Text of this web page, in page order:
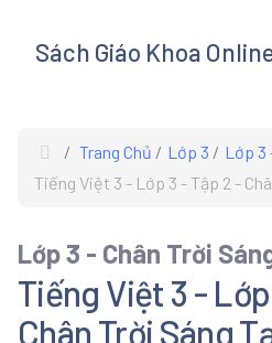
Sách Giáo Khoa
Trang Chủ Lớp 3
Lớp 3
Tiếng Việt 3 - Lớp 3 - Tập 2 -
Lớp 3 - Chân Trời
Tiếng Việt 3 -
Chân Trời Sáng